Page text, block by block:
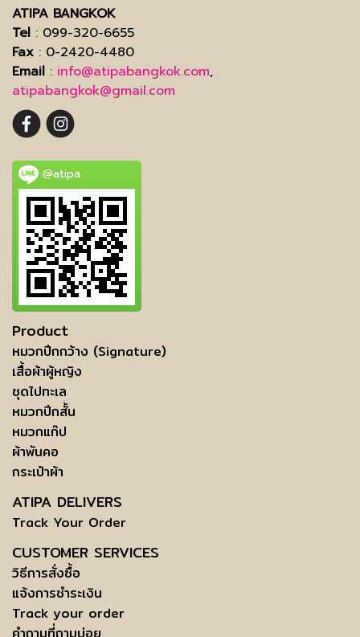
ATIPA BANGKOK
Tel : 099-320-6655
Fax : 0-2420-4480
Email : info@atipabangkok.com,
atipabangkok@gmail.com
@atipa
Product
หมวกปีกกว้าง (Signature)
เสื้อผ้าผู้หญิง
ชุดไปทะเล
หมวกปีกสั้น
หมวกแก๊ป
ผ้าพันคอ
กระเป๋าผ้า
ATIPA DELIVERS
Track Your Order
CUSTOMER SERVICES
วิธีการสั่งซื้อ
แจ้งการชำระเงิน
Track your order
คำถามที่ถามบ่อย